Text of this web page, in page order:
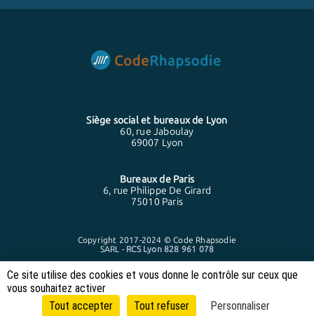
Siège social et bureaux de Lyon
60, rue Jaboulay
69007 Lyon
Bureaux de Paris
6, rue Philippe De Girard
75010 Paris
Copyright 2017-2024 © Code Rhapsodie
SARL - RCS Lyon 828 961 078
Ce site utilise des cookies et vous donne le contrôle sur ceux que
vous souhaitez activer
Tout accepter
Tout refuser Personnaliser